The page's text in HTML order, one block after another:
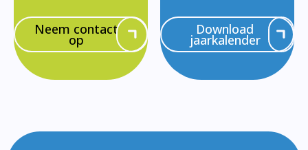
Neem contact
op
Download
jaarkalender